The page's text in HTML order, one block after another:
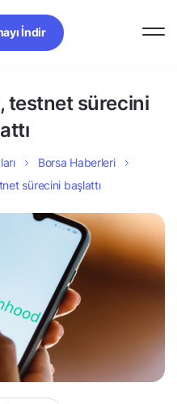
İndir
testnet sürecini
Borsa Haberleri
sürecini başlattı